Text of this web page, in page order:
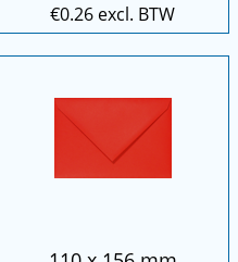
€0.26 excl. BTW